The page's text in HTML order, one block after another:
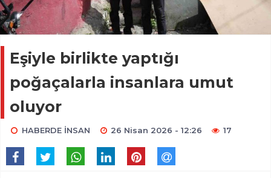
Eşiyle birlikte yaptığı
poğaçalarla insanlara umut
oluyor
HABERDE İNSAN 26 Nisan 2026 - 12:26 17